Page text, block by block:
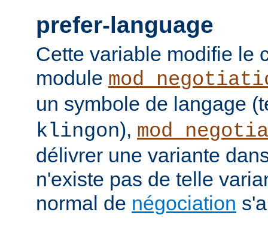
prefer-language
Cette variable modifie le
module
un symbole de langage
klingon),
délivrer une variante
n'existe pas de telle
normal de négociation